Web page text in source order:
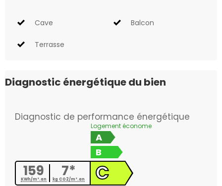
Cave Balcon
Terrasse
Diagnostic énergétique du bien
Diagnostic de performance énergétique
159
KWh/m².an 7*
kg CO2/m².an
Logement économe
A
B
C